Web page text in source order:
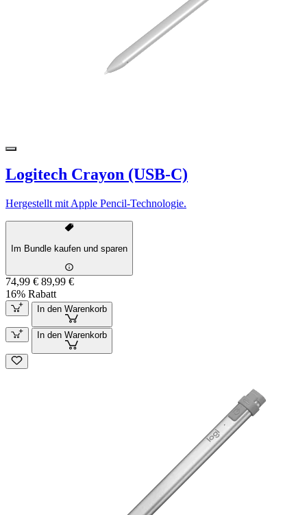
Logitech Crayon (USB-C)
Hergestellt mit Apple Pencil-Technologie.
Im Bundle kaufen und sparen
74,99 € 89,99 €
16% Rabatt
In den Warenkorb
In den Warenkorb